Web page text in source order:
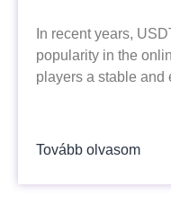
In recent years,
popularity in the
players a stable and
Tovább olvasom